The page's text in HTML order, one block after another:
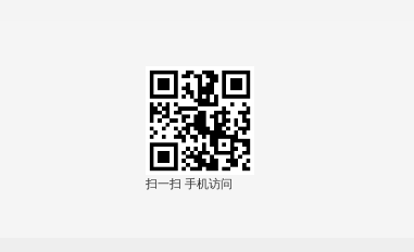
扫一扫 手机访问